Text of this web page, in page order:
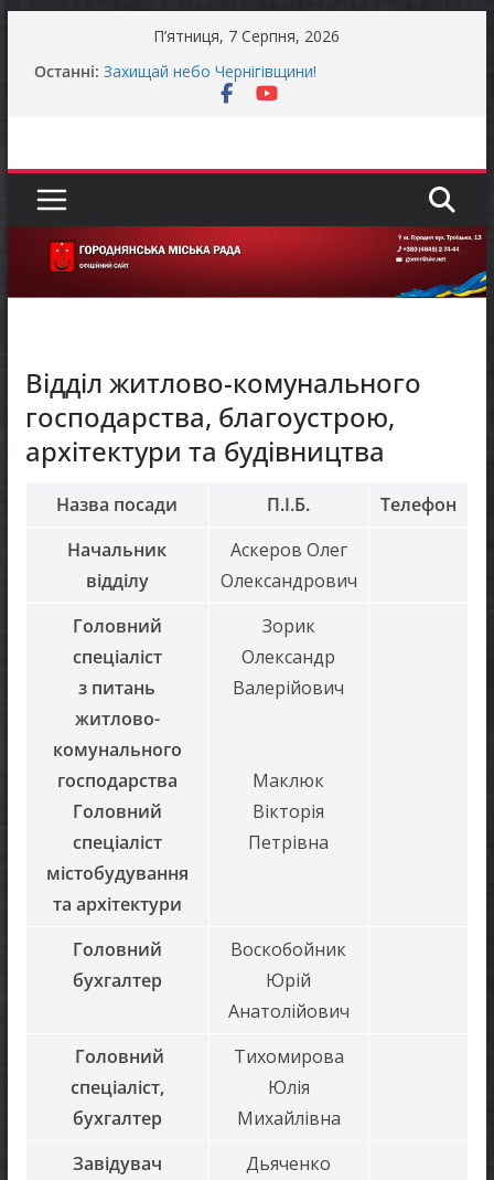
П’ятниця, 7 Серпня, 2026
Останні:
До уваги представників бізнесу!
Захищай небо Чернігівщини!
Батьки майбутніх першокласників уже можуть
присудження Премії Кабінету Міністрів України
за вагомий внесок у забезпечення
енергетичної стійкості України
Відділ житлово-комунального
господарства, благоустрою,
архітектури та будівництва
Назва посади П.І.Б.
Телефон
Начальник
відділу
Аскеров Олег
Олександрович
Головний
спеціаліст
з питань
житлово-
комунального
господарства
Головний
спеціаліст
містобудування
та архітектури
Зорик
Олександр
Валерійович
Маклюк
Вікторія
Петрівна
Головний
бухгалтер
Воскобойник
Юрій
Анатолійович
Головний
спеціаліст,
бухгалтер
Тихомирова
Юлія
Михайлівна
Завідувач
Дьяченко